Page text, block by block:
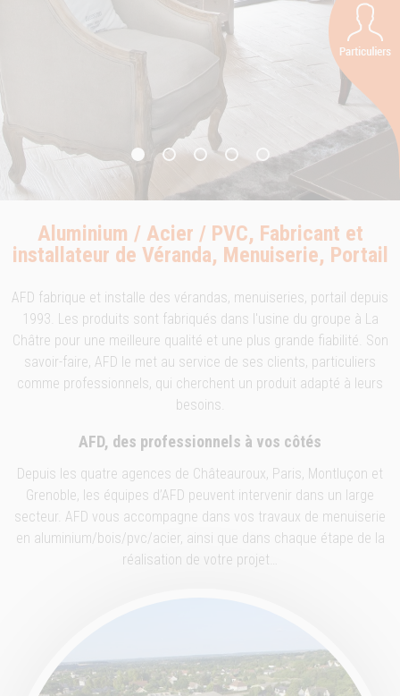
Aluminium / Acier / PVC, Fabricant et
installateur de Véranda, Menuiserie, Portail
AFD fabrique et installe des vérandas, menuiseries, portail depuis
1993. Les produits sont fabriqués dans l'usine du groupe à La
Châtre pour une meilleure qualité et une plus grande fiabilité. Son
savoir-faire, AFD le met au service de ses clients, particuliers
comme professionnels, qui cherchent un produit adapté à leurs
besoins.
AFD, des professionnels à vos côtés
Depuis les quatre agences de Châteauroux, Paris, Montluçon et
Grenoble, les équipes d’AFD peuvent intervenir dans un large
secteur. AFD vous accompagne dans vos travaux de menuiserie
en aluminium/bois/pvc/acier, ainsi que dans chaque étape de la
réalisation de votre projet…